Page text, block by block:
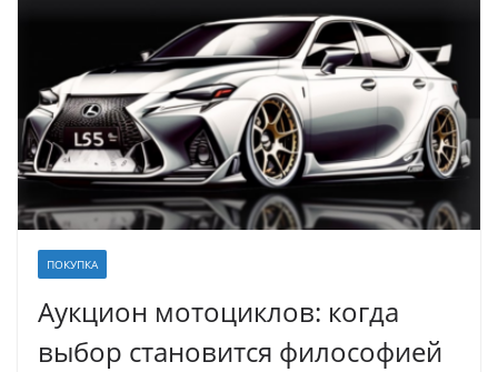
ПОКУПКА
Аукцион мотоциклов: когда
выбор становится философией